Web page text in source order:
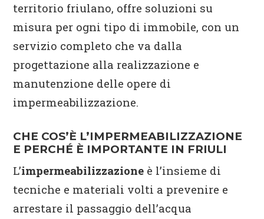
territorio friulano, offre soluzioni su
misura per ogni tipo di immobile, con un
servizio completo che va dalla
progettazione alla realizzazione e
manutenzione delle opere di
impermeabilizzazione.
CHE COS’È L’IMPERMEABILIZZAZIONE
E PERCHÉ È IMPORTANTE IN FRIULI
L’impermeabilizzazione è l’insieme di
tecniche e materiali volti a prevenire e
arrestare il passaggio dell’acqua